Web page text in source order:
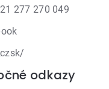
277 270 049
odkazy